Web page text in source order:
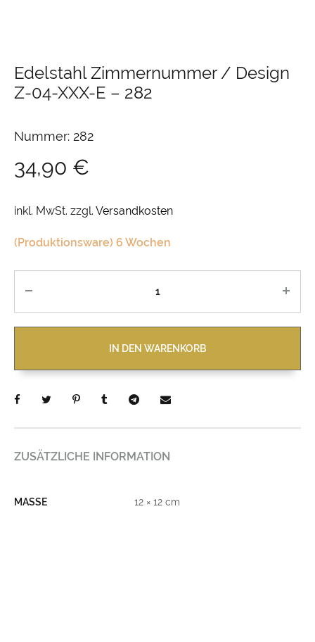
Edelstahl Zimmernummer / Design
Z-04-XXX-E – 282
Nummer: 282
34,90 €
inkl. MwSt. zzgl. Versandkosten
(Produktionsware) 6 Wochen
IN DEN WARENKORB
ZUSÄTZLICHE INFORMATION
MASSE 12 × 12 cm